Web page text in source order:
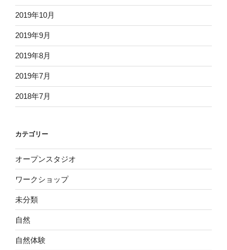
2019年10月
2019年9月
2019年8月
2019年7月
2018年7月
カテゴリー
オープンスタジオ
ワークショップ
未分類
自然
自然体験